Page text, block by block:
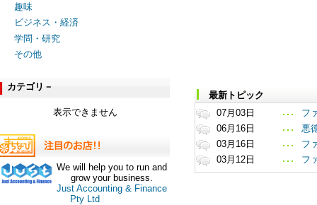
趣味
ビジネス・経済
学問・研究
その他
カテゴリ－
表示できません
We will help you to run and
grow your business.
Just Accounting & Finance
Pty Ltd
最新トピック
07月03日
フ
06月16日
悪
03月16日
フ
03月12日
フ